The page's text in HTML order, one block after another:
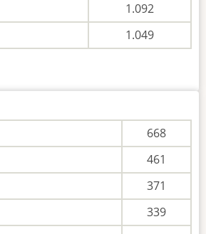
1.092
1.049
668
461
371
339